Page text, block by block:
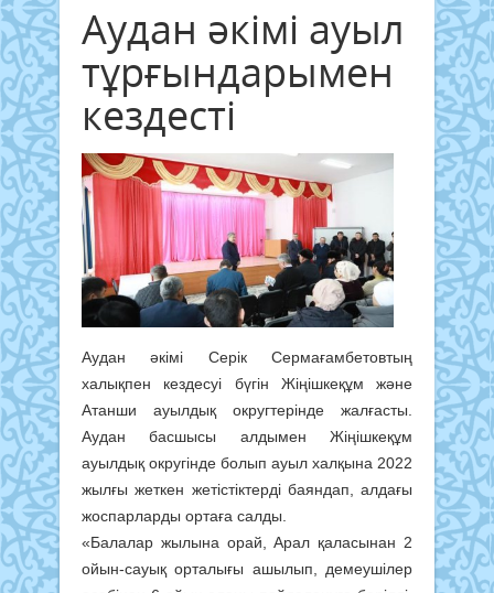
Аудан әкімі ауыл
тұрғындарымен
кездесті
Аудан әкімі Серік Сермағамбетовтың
халықпен кездесуі бүгін Жіңішкеқұм және
Атанши ауылдық округтерінде жалғасты.
Аудан басшысы алдымен Жіңішкеқұм
ауылдық округінде болып ауыл халқына 2022
жылғы жеткен жетістіктерді баяндап, алдағы
жоспарларды ортаға салды.
«Балалар жылына орай, Арал қаласынан 2
ойын-сауық орталығы ашылып, демеушілер